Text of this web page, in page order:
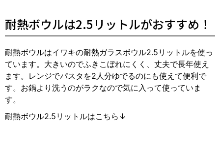
耐熱ボウルは2.5リットルがおすすめ！
耐熱ボウルはイワキの耐熱ガラスボウル2.5リットルを使っ
ています。大きいのでふきこぼれにくく、丈夫で長年使え
ます。レンジでパスタを2人分ゆでるのにも使えて便利で
す。お鍋より洗うのがラクなので気に入って使っていま
す。
耐熱ボウル2.5リットルはこちら↓